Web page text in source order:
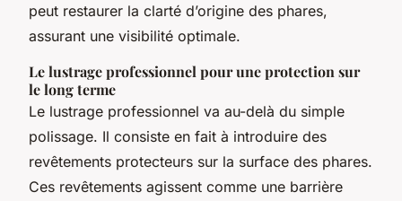
peut restaurer la clarté d’origine des phares,
assurant une visibilité optimale.
Le lustrage professionnel pour une protection sur
le long terme
Le lustrage professionnel va au-delà du simple
polissage. Il consiste en fait à introduire des
revêtements protecteurs sur la surface des phares.
Ces revêtements agissent comme une barrière